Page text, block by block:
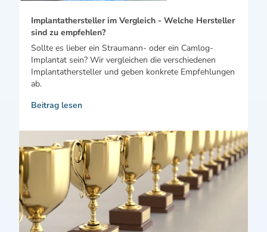
Implantathersteller im Vergleich - Welche Hersteller
sind zu empfehlen?
Sollte es lieber ein Straumann- oder ein Camlog-
Implantat sein? Wir vergleichen die verschiedenen
Implantathersteller und geben konkrete Empfehlungen
ab.
Beitrag lesen